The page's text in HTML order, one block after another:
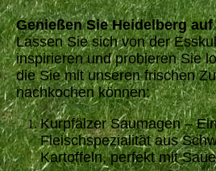
Genießen Sie Heidelberg
Lassen Sie sich von der
inspirieren und probieren Sie
die Sie mit unseren frischen
nachkochen können:
Kurpfälzer Saumagen –
Fleischspezialität aus
Kartoffeln, perfekt mit